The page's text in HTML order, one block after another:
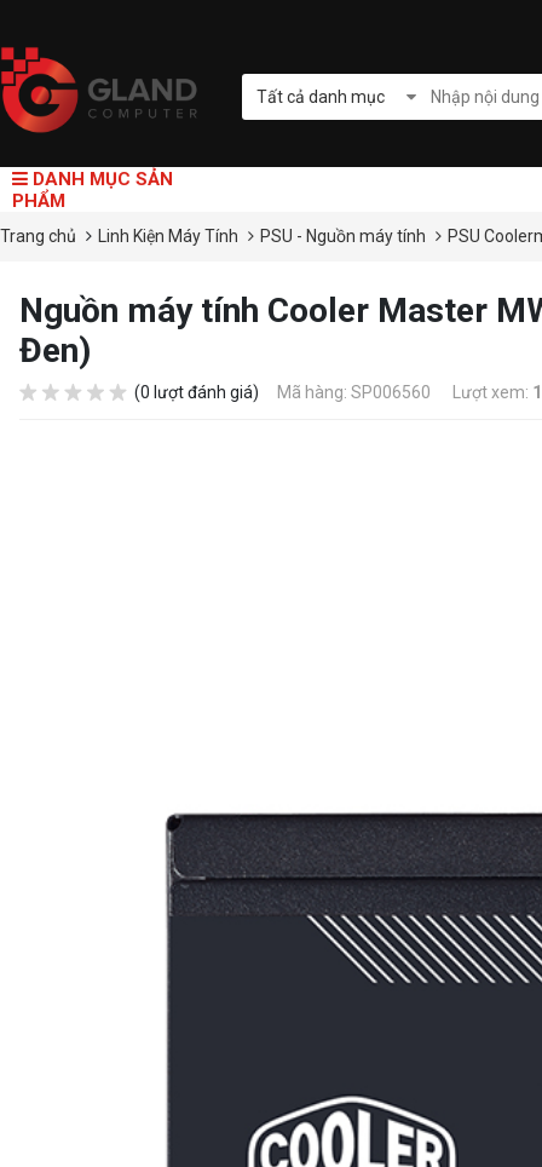
Tất cả danh mục
DANH MỤC SẢN
PHẨM
Trang chủ Linh Kiện Máy Tính PSU - Nguồn máy tính PSU
Nguồn máy tính Cooler Master
Đen)
(0 lượt đánh giá) Mã hàng: SP006560 Lượt xem: